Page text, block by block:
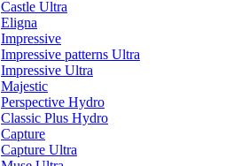
Castle Ultra
Eligna
Impressive
Impressive patterns Ultra
Impressive Ultra
Majestic
Perspective Hydro
Classic Plus Hydro
Capture
Capture Ultra